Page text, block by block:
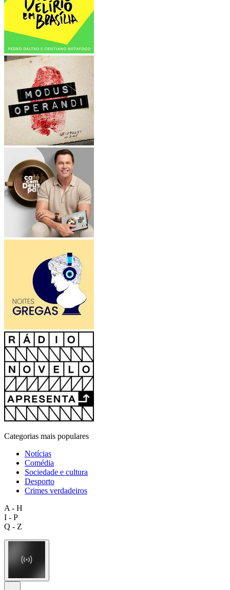
Categorias mais populares
Notícias
Comédia
Sociedade e cultura
Desporto
Crimes verdadeiros
A - H
I - P
Q - Z